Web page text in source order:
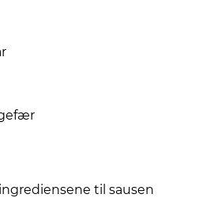
til sausen